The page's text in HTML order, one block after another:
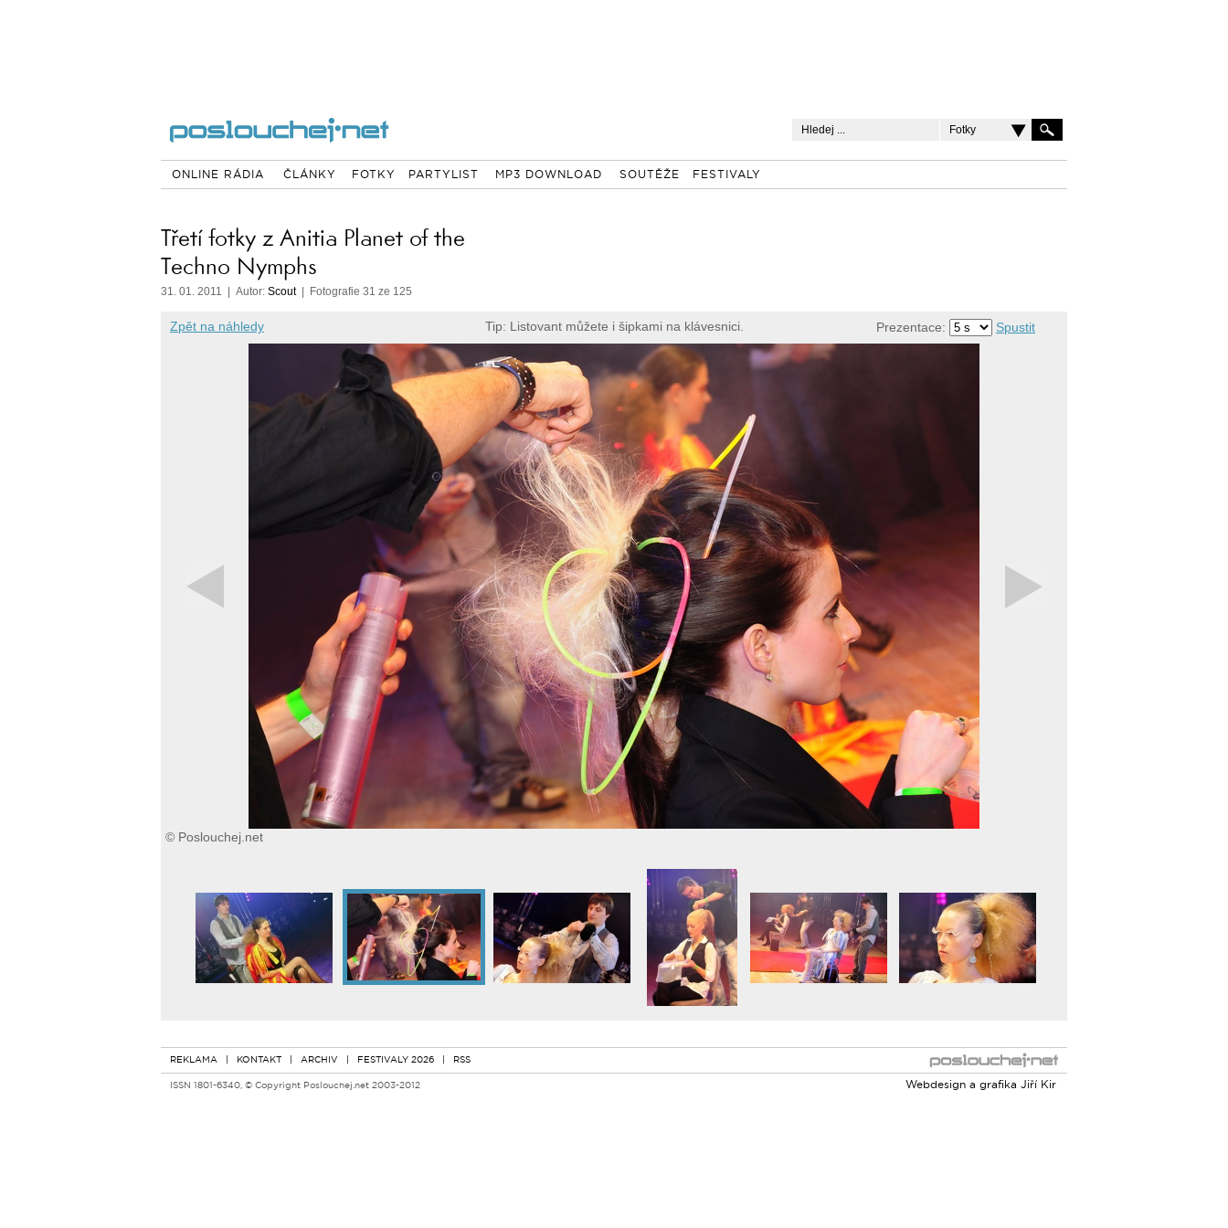
Fotky
ONLINE RÁDIA ČLÁNKY FOTKY PARTYLIST MP3 DOWNLOAD SOUTĚŽE FESTIVALY
Třetí fotky z Anitia Planet of the
Techno Nymphs
31. 01. 2011 | Autor: Scout| Fotografie 31 ze 125
Zpět na náhledy Tip: Listovant můžete i šipkami na klávesnici. Prezentace: Spustit
© Poslouchej.net
REKLAMA | KONTAKT | ARCHIV | FESTIVALY 2026 | RSS
ISSN 1801-6340, © Copyright Poslouchej.net 2003-2012
Webdesign a grafika Jiří Kir